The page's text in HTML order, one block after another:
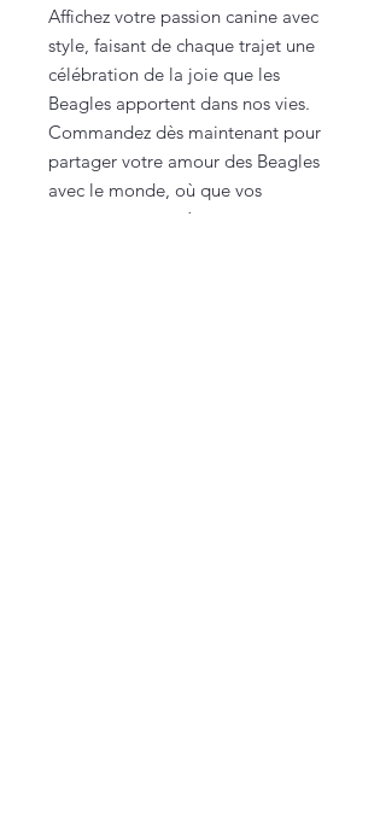
Affichez votre passion canine avec
style, faisant de chaque trajet une
célébration de la joie que les
Beagles apportent dans nos vies.
Commandez dès maintenant pour
partager votre amour des Beagles
avec le monde, où que vos
aventures vous mènent.